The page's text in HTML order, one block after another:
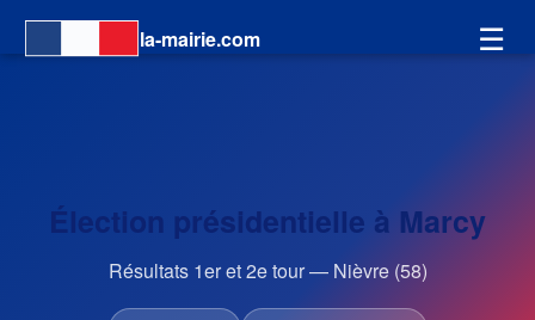
la-mairie.com ☰
Élection présidentielle à Marcy
Résultats 1er et 2e tour — Nièvre (58)